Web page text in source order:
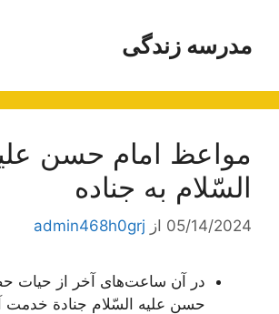
محتوامدرسه زندگی
مواعظ امام حسن
السّلام به جناده
05/14/2024 از admin468h0grj
در آن ساعت‌هاى آخر از حیات
حسن علیه السّلام جنادة